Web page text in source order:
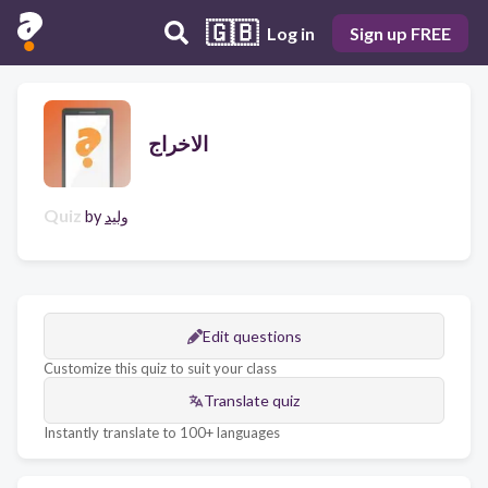
🇬🇧 Log in Sign up FREE
الاخراج
Quiz by وليد
Edit questions
Customize this quiz to suit your class
Translate quiz
Instantly translate to 100+ languages